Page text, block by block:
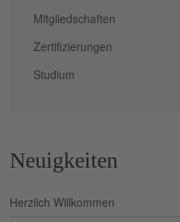
Mitgliedschaften
Zertifizierungen
Studium
Neuigkeiten
Herzlich Willkommen